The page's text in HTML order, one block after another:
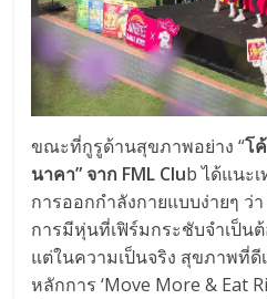
ขณะที่กูรูด้านสุขภาพอย่าง “โ
นาคา” จาก FML Club ได้แนะ
การออกกำลังกายแบบง่ายๆ ว่
การมีหุ่นที่เฟิร์มกระชับจำเป็นต้
แต่ในความเป็นจริง สุขภาพที่ดี
หลักการ ‘Move More & Eat